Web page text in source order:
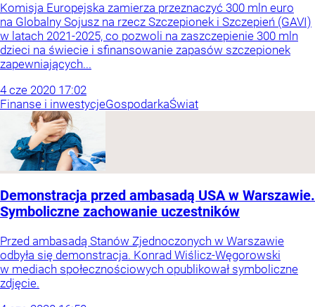
Komisja Europejska zamierza przeznaczyć 300 mln euro
na Globalny Sojusz na rzecz Szczepionek i Szczepień (GAVI)
w latach 2021-2025, co pozwoli na zaszczepienie 300 mln
dzieci na świecie i sfinansowanie zapasów szczepionek
zapewniających...
4 cze 2020 17:02
Finanse i inwestycjeGospodarkaŚwiat
Demonstracja przed ambasadą USA w Warszawie.
Symboliczne zachowanie uczestników
Przed ambasadą Stanów Zjednoczonych w Warszawie
odbyła się demonstracja. Konrad Wiślicz-Węgorowski
w mediach społecznościowych opublikował symboliczne
zdjęcie.